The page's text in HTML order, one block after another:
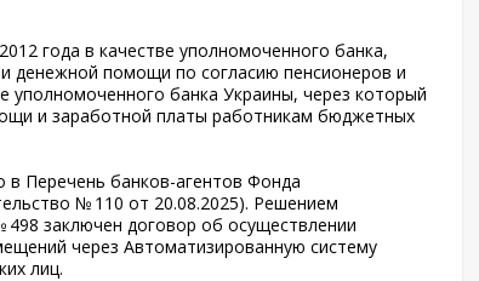
года в качестве уполномоченного банка,
денежной помощи по согласию пенсионеров и
банка Украины, через который
и заработной платы работникам бюджетных
в Перечень банков-агентов Фонда
№ 110 от 20.08.2025). Решением
заключен договор об осуществлении
через Автоматизированную систему
лиц.